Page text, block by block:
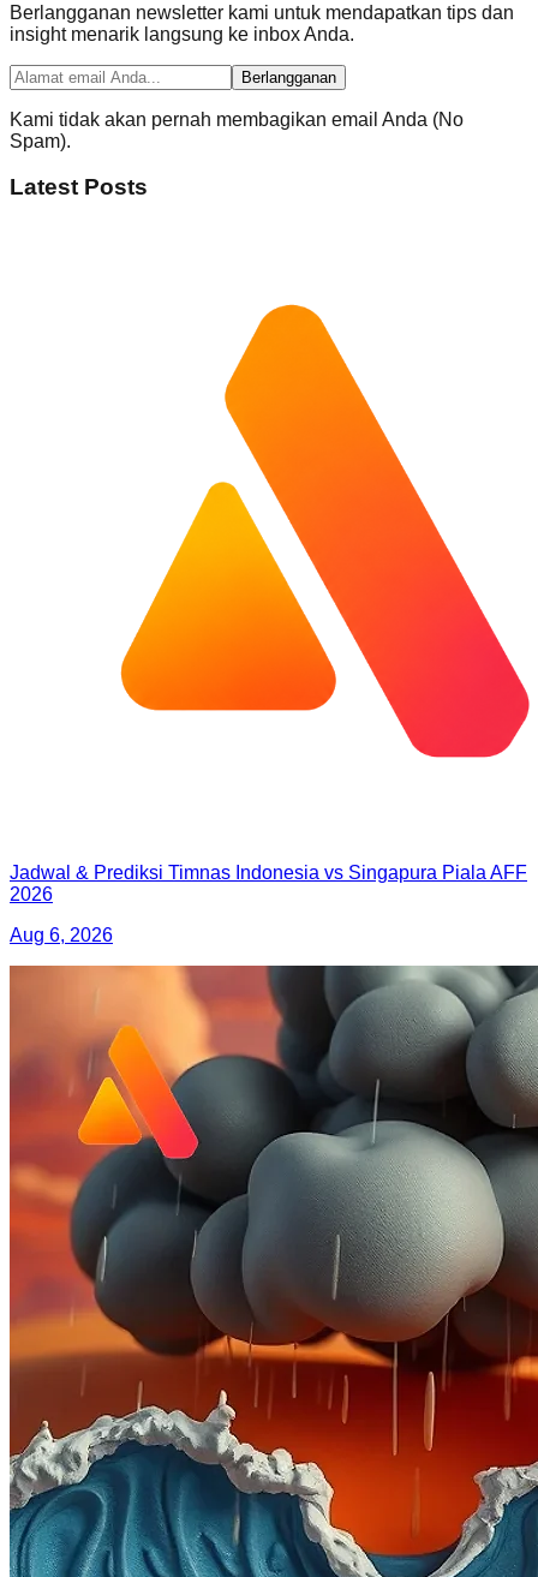
Berlangganan newsletter kami untuk mendapatkan tips dan
insight menarik langsung ke inbox Anda.
Berlangganan
Kami tidak akan pernah membagikan email Anda (No
Spam).
Latest Posts
Jadwal & Prediksi Timnas Indonesia vs Singapura Piala AFF
2026
Aug 6, 2026